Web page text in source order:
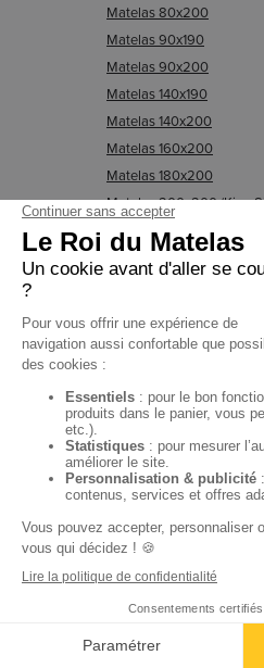
Matelas 80x200
Matelas 90x190
Matelas 90x200
Matelas 140x190
Matelas 140x200
Matelas 160x200
Matelas 180x200
Matelas 200x200 (King
Matelas bébé
LE ROI DU MATELAS
Meilleure chaîne de magasins
Notre histoire
Nos marques
Pour les professionnels
Campagne d'affiliation
CONSEILS
Tous nos conseils
Rendez-vous en magasin
CONTACT
Questions-Réponses
Trouver un magasin